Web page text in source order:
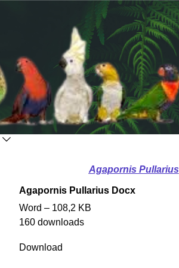
Agapornis Pullarius
Agapornis Pullarius Docx
Word – 108,2 KB
160 downloads
Download